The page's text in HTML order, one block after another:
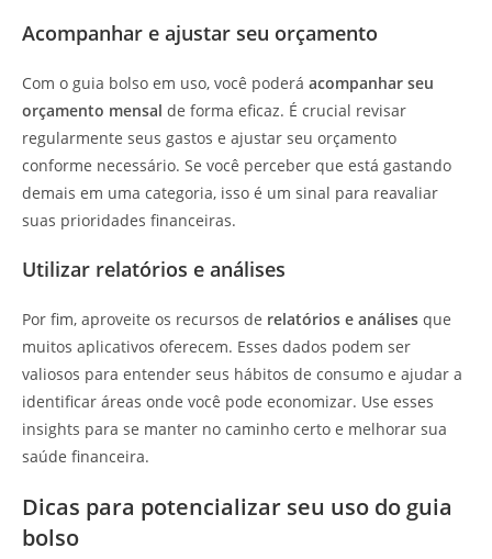
Acompanhar e ajustar seu orçamento
Com o guia bolso em uso, você poderá acompanhar seu
orçamento mensal de forma eficaz. É crucial revisar
regularmente seus gastos e ajustar seu orçamento
conforme necessário. Se você perceber que está gastando
demais em uma categoria, isso é um sinal para reavaliar
suas prioridades financeiras.
Utilizar relatórios e análises
Por fim, aproveite os recursos de relatórios e análises que
muitos aplicativos oferecem. Esses dados podem ser
valiosos para entender seus hábitos de consumo e ajudar a
identificar áreas onde você pode economizar. Use esses
insights para se manter no caminho certo e melhorar sua
saúde financeira.
Dicas para potencializar seu uso do guia
bolso